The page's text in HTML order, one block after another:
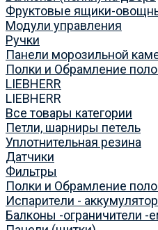
Фруктовые ящики-
Модули управления
Ручки
Панели морозильной
Полки и Обрамление
LIEBHERR
LIEBHERR
Все товары категории
Петли, шарниры петель
Уплотнительная резина
Датчики
Фильтры
Полки и Обрамление
Испарители -
Балконы -ограничители -